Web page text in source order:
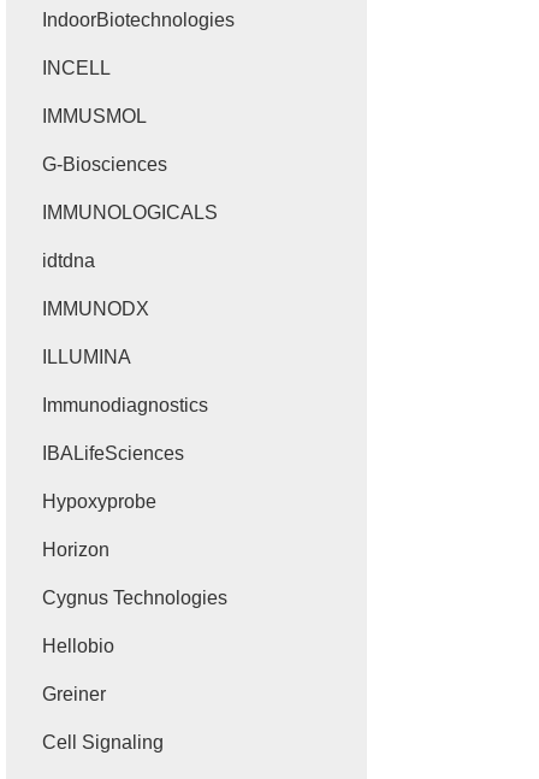
IndoorBiotechnologies
INCELL
IMMUSMOL
G-Biosciences
IMMUNOLOGICALS
idtdna
IMMUNODX
ILLUMINA
Immunodiagnostics
IBALifeSciences
Hypoxyprobe
Horizon
Cygnus Technologies
Hellobio
Greiner
Cell Signaling